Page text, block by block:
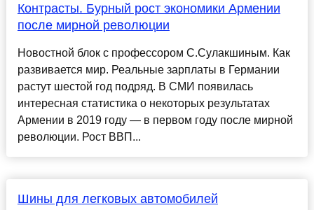
Контрасты. Бурный рост экономики Армении
после мирной революции
Новостной блок с профессором С.Сулакшиным. Как
развивается мир. Реальные зарплаты в Германии
растут шестой год подряд. В СМИ появилась
интересная статистика о некоторых результатах
Армении в 2019 году — в первом году после мирной
революции. Рост ВВП...
Шины для легковых автомобилей